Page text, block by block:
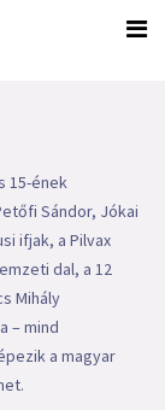
15-ének
Sándor, Jókai
ifjak, a Pilvax
dal, a 12
Mihály
– mind
a magyar